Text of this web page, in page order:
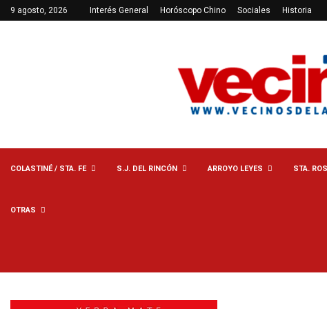
9 agosto, 2026 Interés General Horóscopo Chino Sociales Historia
COLASTINÉ / STA. FE S.J. DEL RINCÓN ARROYO LEYES STA.
OTRAS